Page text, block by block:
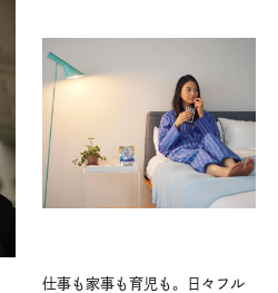
仕事も家事も育児も。日々フル